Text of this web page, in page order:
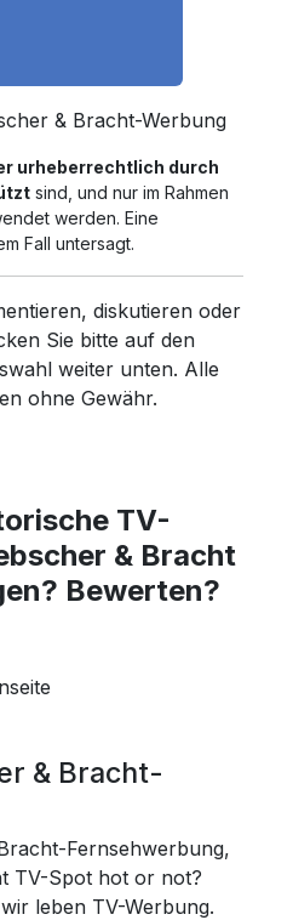
& Bracht-Werbung
urheberrechtlich durch
sind, und nur im Rahmen
werden. Eine
Fall untersagt.
diskutieren oder
Sie bitte auf den
weiter unten. Alle
ohne Gewähr.
TV-
& Bracht
Bewerten?
& Bracht-
Fernsehwerbung,
TV-Spot hot or not?
leben TV-Werbung.